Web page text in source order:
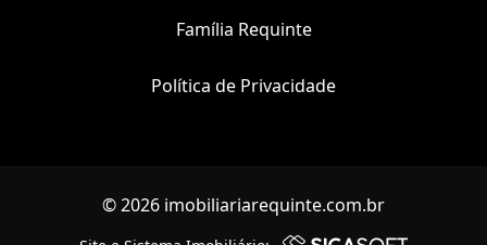
Família Requinte
Política de Privacidade
© 2026 imobiliariarequinte.com.br